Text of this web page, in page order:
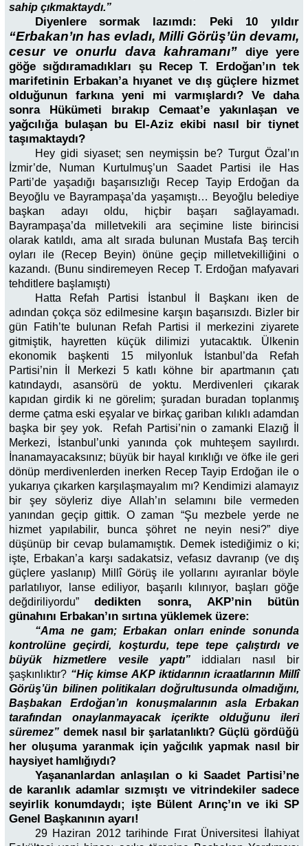
sahip çıkmaktaydı.”
Diyenlere sormak lazımdı: Peki 10 yıldır
“Erbakan’ın has evladı, Milli Görüş’ün devamı,
cesur ve onurlu dava kahramanı” diye yere
göğe sığdıramadıkları şu Recep T. Erdoğan’ın tek
marifetinin Erbakan’a hıyanet ve dış güçlere hizmet
olduğunun farkına yeni mi varmışlardı? Ve daha
sonra Hükümeti bırakıp Cemaat’e yakınlaşan ve
yağcılığa bulaşan bu El-Aziz ekibi nasıl bir tiynet
taşımaktaydı?
Hey gidi siyaset; sen neymişsin be? Turgut Özal’ın
İzmir’de, Numan Kurtulmuş’un Saadet Partisi ile Has
Parti’de yaşadığı başarısızlığı Recep Tayip Erdoğan da
Beyoğlu ve Bayrampaşa’da yaşamıştı… Beyoğlu belediye
başkan adayı oldu, hiçbir başarı sağlayamadı.
Bayrampaşa’da milletvekili ara seçimine liste birincisi
olarak katıldı, ama alt sırada bulunan Mustafa Baş tercih
oyları ile (Recep Beyin) önüne geçip milletvekilliğini o
kazandı. (Bunu sindiremeyen Recep T. Erdoğan mafyavari
tehditlere başlamıştı)
Hatta Refah Partisi İstanbul İl Başkanı iken de
adından çokça söz edilmesine karşın başarısızdı. Bizler bir
gün Fatih’te bulunan Refah Partisi il merkezini ziyarete
gitmiştik, hayretten küçük dilimizi yutacaktık. Ülkenin
ekonomik başkenti 15 milyonluk İstanbul’da Refah
Partisi’nin İl Merkezi 5 katlı köhne bir apartmanın çatı
katındaydı, asansörü de yoktu. Merdivenleri çıkarak
kapıdan girdik ki ne görelim; şuradan buradan toplanmış
derme çatma eski eşyalar ve birkaç gariban kılıklı adamdan
başka bir şey yok. Refah Partisi’nin o zamanki Elazığ İl
Merkezi, İstanbul’unki yanında çok muhteşem sayılırdı.
İnanamayacaksınız; büyük bir hayal kırıklığı ve öfke ile geri
dönüp merdivenlerden inerken Recep Tayip Erdoğan ile o
yukarıya çıkarken karşılaşmayalım mı? Kendimizi alamayız
bir şey söyleriz diye Allah’ın selamını bile vermeden
yanından geçip gittik. O zaman “Şu mezbele yerde ne
hizmet yapılabilir, bunca şöhret ne neyin nesi?” diye
düşünüp bir cevap bulamamıştık. Demek istediğimiz o ki;
işte, Erbakan’a karşı sadakatsiz, vefasız davranıp (ve dış
güçlere yaslanıp) Millî Görüş ile yollarını ayıranlar böyle
parlatılıyor, lanse ediliyor, başarılı kılınıyor, başları göğe
değdiriliyordu”dedikten sonra, AKP’nin bütün
günahını Erbakan’ın sırtına yüklemek üzere:
“Ama ne gam; Erbakan onları eninde sonunda
kontrolüne geçirdi, koşturdu, tepe tepe çalıştırdı ve
büyük hizmetlere vesile yaptı” iddiaları nasıl bir
şaşkınlıktır? “Hiç kimse AKP iktidarının icraatlarının Millî
Görüş’ün bilinen politikaları doğrultusunda olmadığını,
Başbakan Erdoğan’ın konuşmalarının asla Erbakan
tarafından onaylanmayacak içerikte olduğunu ileri
süremez” demek nasıl bir şarlatanlıktı? Güçlü gördüğü
her oluşuma yaranmak için yağcılık yapmak nasıl bir
haysiyet hamlığıydı?
Yaşananlardan anlaşılan o ki Saadet Partisi’ne
de karanlık adamlar sızmıştı ve vitrindekiler sadece
seyirlik konumdaydı; işte Bülent Arınç’ın ve iki SP
Genel Başkanının ayarı!
29 Haziran 2012 tarihinde Fırat Üniversitesi İlahiyat